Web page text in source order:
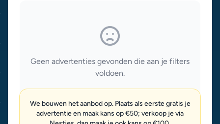
Geen advertenties gevonden die aan je filters
voldoen.
We bouwen het aanbod op. Plaats als eerste gratis je
advertentie en maak kans op €50; verkoop je via